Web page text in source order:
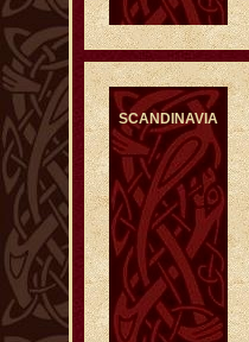
SCANDINAVIA